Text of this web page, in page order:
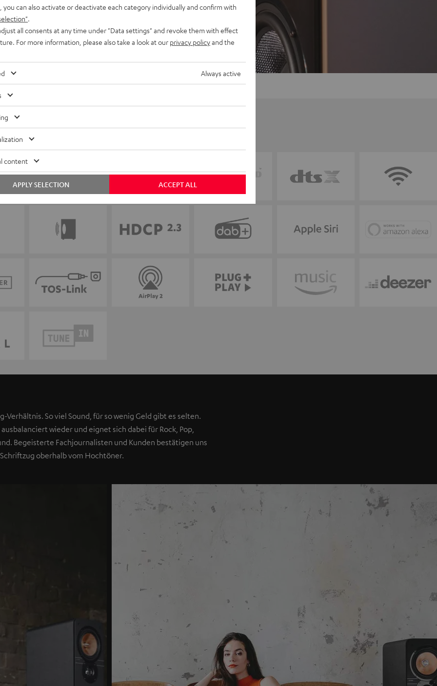
Verhältnis. So viel Sound, für so wenig Geld gibt es selten.
wieder und eignet sich dabei für Rock, Pop,
Begeisterte Fachjournalisten und Kunden bestätigen uns
oberhalb vom Hochtöner.
you can also activate or deactivate each category individually and confirm with
all consents at any time under "Data settings" and revoke them with effect
For more information, please also take a look at our privacy policyand the
Always active
content
ACCEPT ALL
APPLY SELECTION